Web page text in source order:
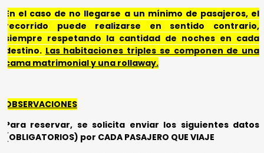
el caso de no llegarse a un mínimo de pasajeros, el
puede realizarse en sentido contrario,
respetando la cantidad de noches en cada
Las habitaciones triples se componen de una
matrimonial y una rollaway.
reservar, se solicita enviar los siguientes datos
por CADA PASAJERO QUE VIAJE